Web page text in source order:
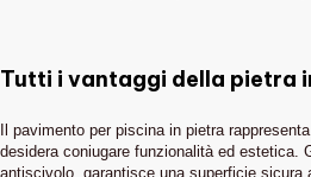
Tutti i vantaggi della pietra
Il pavimento per piscina in pietra
desidera coniugare funzionalità ed estetica.
antiscivolo, garantisce una superficie sicura